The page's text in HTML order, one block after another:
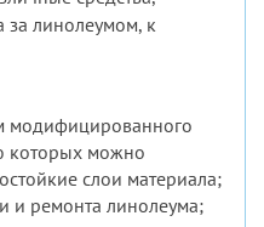
за линолеумом, к
модифицированного
которых можно
слои материала;
и ремонта линолеума;